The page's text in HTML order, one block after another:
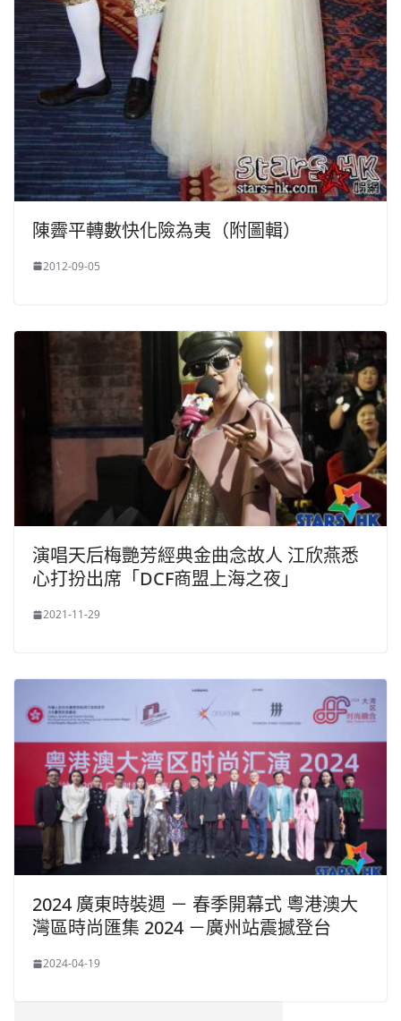
陳霽平轉數快化險為夷（附圖輯）
2012-09-05
演唱天后梅艷芳經典金曲念故人 江欣燕悉
心打扮出席「DCF商盟上海之夜」
2021-11-29
2024 廣東時裝週 － 春季開幕式 粵港澳大
灣區時尚匯集 2024 －廣州站震撼登台
2024-04-19